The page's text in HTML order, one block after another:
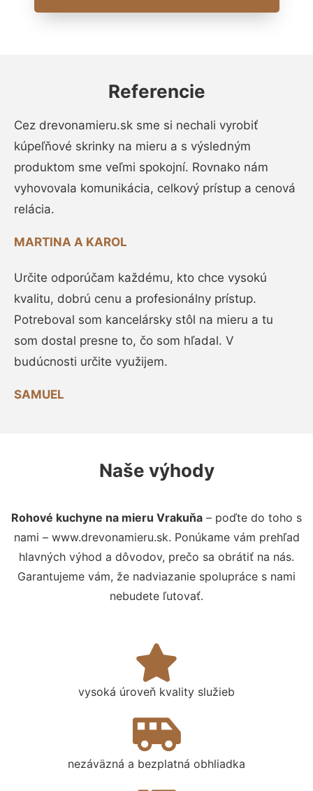
Referencie
Cez drevonamieru.sk sme si nechali vyrobiť
kúpeľňové skrinky na mieru a s výsledným
produktom sme veľmi spokojní. Rovnako nám
vyhovovala komunikácia, celkový prístup a cenová
relácia.
MARTINA A KAROL
Určite odporúčam každému, kto chce vysokú
kvalitu, dobrú cenu a profesionálny prístup.
Potreboval som kancelársky stôl na mieru a tu
som dostal presne to, čo som hľadal. V
budúcnosti určite využijem.
SAMUEL
Naše výhody
Rohové kuchyne na mieru Vrakuňa – poďte do toho s
nami – www.drevonamieru.sk. Ponúkame vám prehľad
hlavných výhod a dôvodov, prečo sa obrátiť na nás.
Garantujeme vám, že nadviazanie spolupráce s nami
nebudete ľutovať.
vysoká úroveň kvality služieb
nezáväzná a bezplatná obhliadka